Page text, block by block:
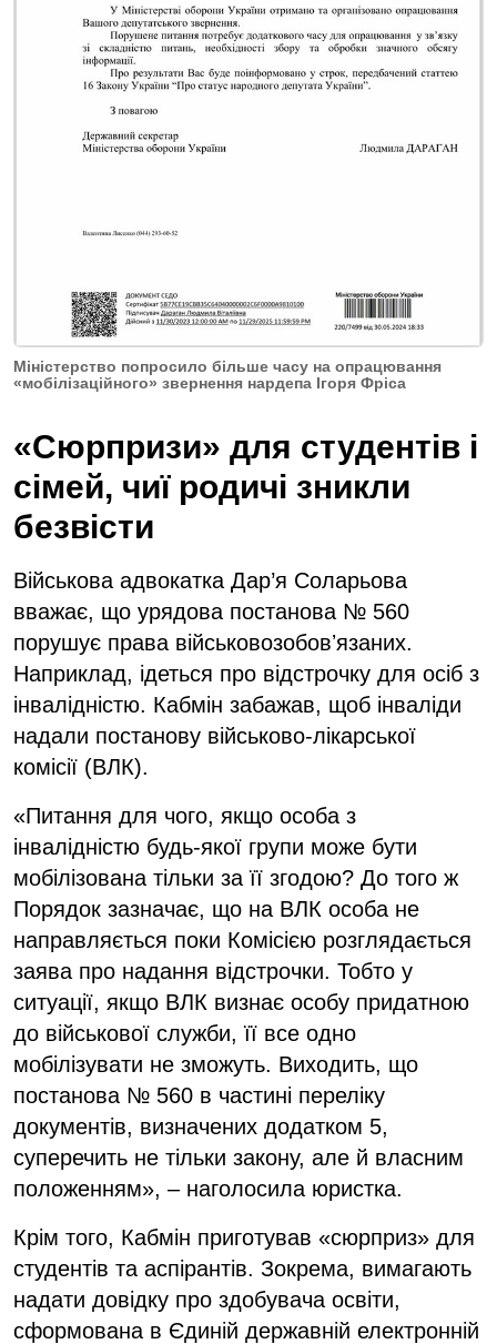
Міністерство попросило більше часу на опрацювання
«мобілізаційного» звернення нардепа Ігоря Фріса
«Сюрпризи» для студентів і
сімей, чиї родичі зникли
безвісти
Військова адвокатка Дар’я Соларьова
вважає, що урядова постанова № 560
порушує права військовозобовʼязаних.
Наприклад, ідеться про відстрочку для осіб з
інвалідністю. Кабмін забажав, щоб інваліди
надали постанову військово-лікарської
комісії (ВЛК).
«Питання для чого, якщо особа з
інвалідністю будь-якої групи може бути
мобілізована тільки за її згодою? До того ж
Порядок зазначає, що на ВЛК особа не
направляється поки Комісією розглядається
заява про надання відстрочки. Тобто у
ситуації, якщо ВЛК визнає особу придатною
до військової служби, її все одно
мобілізувати не зможуть. Виходить, що
постанова № 560 в частині переліку
документів, визначених додатком 5,
суперечить не тільки закону, але й власним
положенням», – наголосила юристка.
Крім того, Кабмін приготував «сюрприз» для
студентів та аспірантів. Зокрема, вимагають
надати довідку про здобувача освіти,
сформована в Єдиній державній електронній